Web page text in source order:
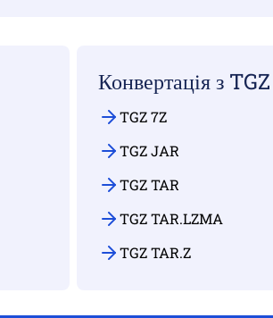
Конвертація з TGZ
TGZ 7Z
TGZ JAR
TGZ TAR
TGZ TAR.LZMA
TGZ TAR.Z